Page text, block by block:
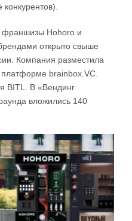
франшизы Hohoro и
открыто свыше
Компания разместила
платформе brainbox.VC.
BITL. В «Вендинг
вложились 140